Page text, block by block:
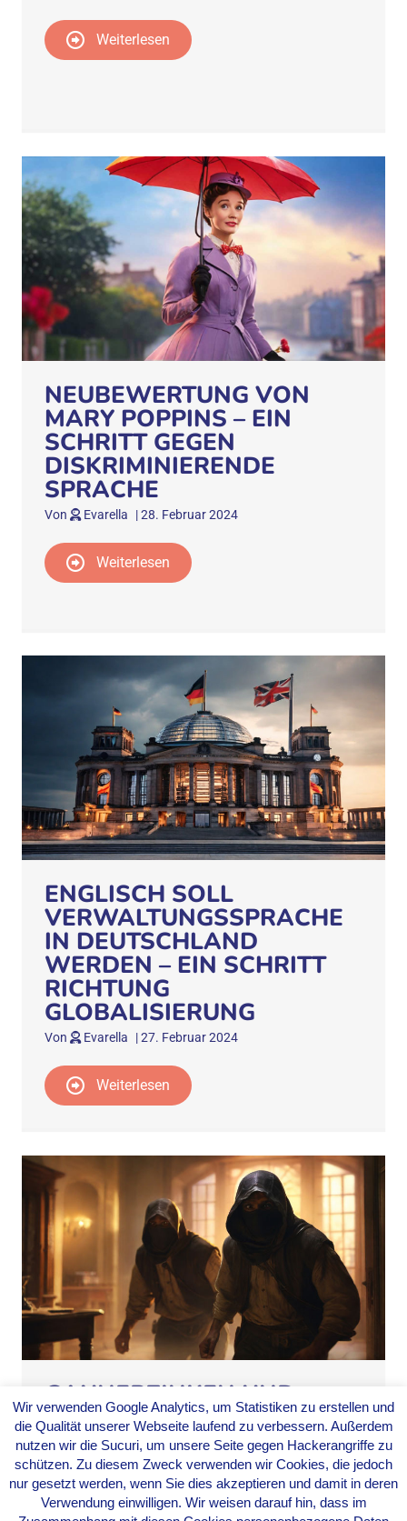
Weiterlesen
NEUBEWERTUNG VON
MARY POPPINS – EIN
SCHRITT GEGEN
DISKRIMINIERENDE
SPRACHE
Von Evarella |28. Februar 2024
Weiterlesen
ENGLISCH SOLL
VERWALTUNGSSPRACHE
IN DEUTSCHLAND
WERDEN – EIN SCHRITT
RICHTUNG
GLOBALISIERUNG
Von Evarella |27. Februar 2024
Weiterlesen
GAUNERZINKEN UND
ROTWELSCH – DIE
GEHEIME SPRACHE DER
VAGABUNDEN ENTHÜLLT
Von Evarella |25. Februar 2024
Wir verwenden Google Analytics, um Statistiken zu erstellen und
die Qualität unserer Webseite laufend zu verbessern. Außerdem
nutzen wir die Sucuri, um unsere Seite gegen Hackerangriffe zu
schützen. Zu diesem Zweck verwenden wir Cookies, die jedoch
nur gesetzt werden, wenn Sie dies akzeptieren und damit in deren
Verwendung einwilligen. Wir weisen darauf hin, dass im